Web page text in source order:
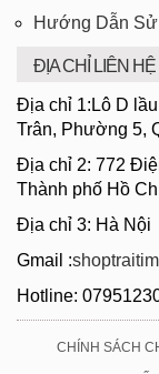
Hướng Dẫn
ĐỊA CHỈ LIÊN HỆ
Địa chỉ 1:Lô D
Trân, Phường 5,
Địa chỉ 2: 772
Thành phố Hồ
Địa chỉ 3: Hà Nội
Gmail :
Hotline:
CHÍNH SÁCH